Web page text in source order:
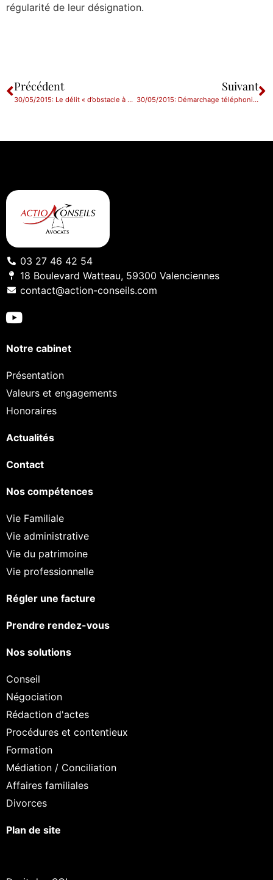
régularité de leur désignation.
Précédent
30/05/2015: Le délit « d’obstacle à contrôle » et l’inspecteur du travail
Suivant
30/05/2015: Démarchage téléphonique: nouvelles contraintes pour les Entreprises
03 27 46 42 54
18 Boulevard Watteau, 59300 Valenciennes
contact@action-conseils.com
Notre cabinet
Présentation
Valeurs et engagements
Honoraires
Actualités
Contact
Nos compétences
Vie Familiale
Vie administrative
Vie du patrimoine
Vie professionnelle
Régler une facture
Prendre rendez-vous
Nos solutions
Conseil
Négociation
Rédaction d'actes
Procédures et contentieux
Formation
Médiation / Conciliation
Affaires familiales
Divorces
Plan de site